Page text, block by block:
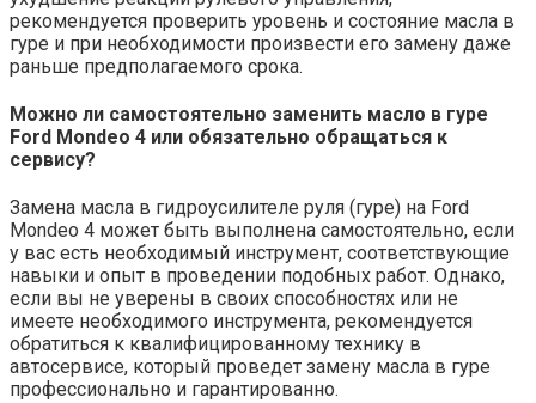
рекомендуется проверить уровень и состояние масла в
гуре и при необходимости произвести его замену даже
раньше предполагаемого срока.
Можно ли самостоятельно заменить масло в гуре
Ford Mondeo 4 или обязательно обращаться к
сервису?
Замена масла в гидроусилителе руля (гуре) на Ford
Mondeo 4 может быть выполнена самостоятельно, если
у вас есть необходимый инструмент, соответствующие
навыки и опыт в проведении подобных работ. Однако,
если вы не уверены в своих способностях или не
имеете необходимого инструмента, рекомендуется
обратиться к квалифицированному технику в
автосервисе, который проведет замену масла в гуре
профессионально и гарантированно.